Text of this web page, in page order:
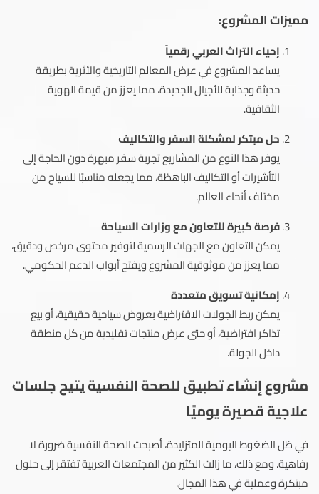
مميزات المشروع:
إحياء التراث العربي رقمياً
يساعد المشروع في عرض المعالم التاريخية والأثرية بطريقة
حديثة وجذابة للأجيال الجديدة، مما يعزز من قيمة الهوية
الثقافية.
حل مبتكر لمشكلة السفر والتكاليف
يوفر هذا النوع من المشاريع تجربة سفر مبهرة دون الحاجة إلى
التأشيرات أو التكاليف الباهظة، مما يجعله مناسبًا للسياح من
مختلف أنحاء العالم.
فرصة كبيرة للتعاون مع وزارات السياحة
يمكن التعاون مع الجهات الرسمية لتوفير محتوى مرخص ودقيق،
مما يعزز من موثوقية المشروع ويفتح أبواب الدعم الحكومي.
إمكانية تسويق متعددة
يمكن ربط الجولات الافتراضية بعروض سياحية حقيقية، أو بيع
تذاكر افتراضية، أو حتى عرض منتجات تقليدية من كل منطقة
داخل الجولة.
مشروع إنشاء تطبيق للصحة النفسية يتيح جلسات
علاجية قصيرة يوميًا
في ظل الضغوط اليومية المتزايدة، أصبحت الصحة النفسية ضرورة لا
رفاهية. ومع ذلك، ما زالت الكثير من المجتمعات العربية تفتقر إلى حلول
مبتكرة وعملية في هذا المجال.